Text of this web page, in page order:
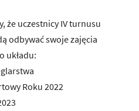
że uczestnicy IV turnusu
odbywać swoje zajęcia
układu:
Roku 2022